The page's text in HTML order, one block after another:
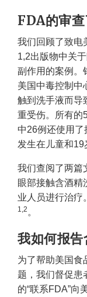
FDA的审查
我们回顾了致电
1,2出版物中关
副作用的案例。
美国中毒控制中
触到洗手液而导
重受伤。所有的
中26例还使用了
发生在儿童和19
我们查阅了两篇
眼部接触含酒精
业人员进行治疗
1,2 。
我如何报告
为了帮助美国食
题，我们督促患
的“联系FDA”向